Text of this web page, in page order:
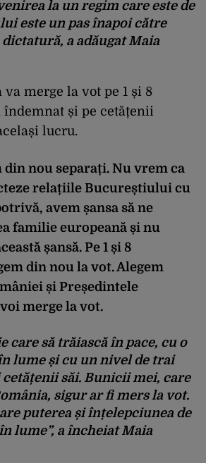
la un regim care este de
este un pas înapoi către
a adăugat Maia
merge la vot pe 1 și 8
îndemnat și pe cetățenii
lucru.
din nou separați. Nu vrem ca
relațiile Bucureștiului cu
avem șansa să ne
familie europeană și nu
șansă. Pe 1 și 8
din nou la vot. Alegem
și Președintele
merge la vot.
care să trăiască în pace, cu o
lume și cu un nivel de trai
săi. Bunicii mei, care
sigur ar fi mers la vot.
puterea și înțelepciunea de
lume”, a încheiat Maia